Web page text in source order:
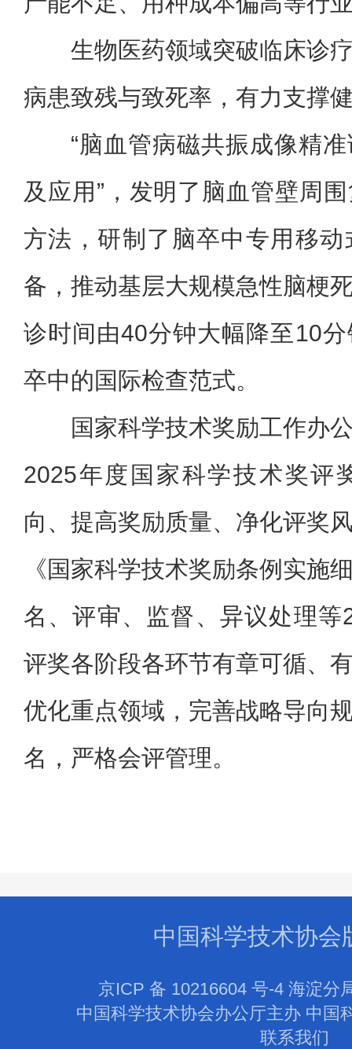
生物医药领域突破临床诊
病患致残与致死率，有力支撑
“脑血管病磁共振成像精
及应用”，发明了脑血管壁周
方法，研制了脑卒中专用移
备，推动基层大规模急性脑梗
诊时间由40分钟大幅降至10
卒中的国际检查范式。
国家科学技术奖励工作办
2025年度国家科学技术奖评
向、提高奖励质量、净化评奖
《国家科学技术奖励条例实施
名、评审、监督、异议处理
评奖各阶段各环节有章可循、
优化重点领域，完善战略导向
名，严格会评管理。
中国科学技术协会
京ICP 备 10216604 号-4 海淀分
中国科学技术协会办公厅主办 中国
联系我们